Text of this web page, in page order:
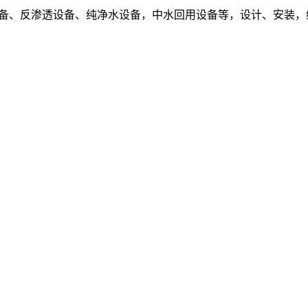
反渗透设备、纯净水设备，中水回用设备等，设计、安装，